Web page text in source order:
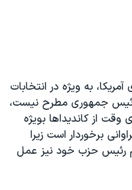
به ویژه در انتخابات
جمهوری مطرح نیست،
از کاندیداها بویژه
برخوردار است زیرا
رئیس حزب خود نیز عمل